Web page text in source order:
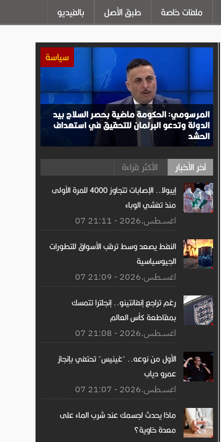
ملفات خاصة طبق الأصل بالفيديو
سياسة
المرسومي: الحكومة ماضية بحصر السلاح بيد
الدولة وتدعو البرلمان للتحقيق في استهداف
الحشد
آخر الأخبار الأكثر قراءة
إيبولا.. الإصابات تتجاوز 4000 للمرة الأولى
منذ تفشي الوباء
07 اغســطس.2026 - 21:11
النفط يصعد وسط ترقب الأسواق للتطورات
الجيوسياسية
07 اغســطس.2026 - 21:09
رغم تراجع إنفانتينو.. إنجلترا تتمسك
بمقاطعة كأس العالم
07 اغســطس.2026 - 21:08
الأول من نوعه.. "غينيس" تحتفي بإنجاز
عمرو دياب
07 اغســطس.2026 - 21:07
ماذا يحدث لجسمك عند شرب الماء على
معدة خاوية؟